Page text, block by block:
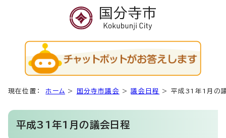
現在位置： ホーム > 国分寺市議会 >議会日程 > 平成31年1月の
平成31年1月の議会日程